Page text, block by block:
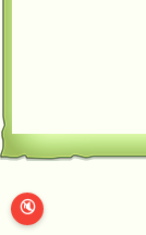
🔇